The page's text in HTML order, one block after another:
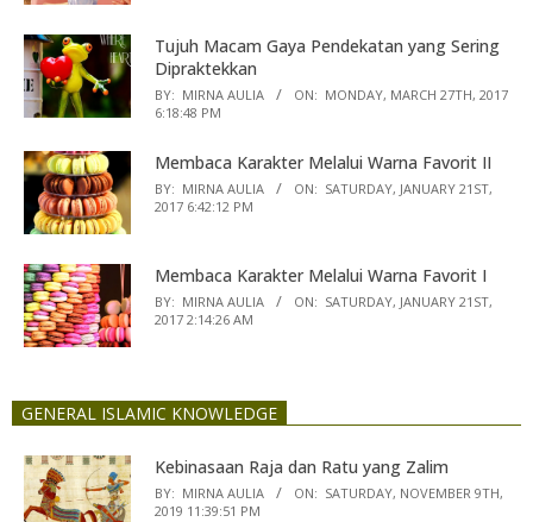
Tujuh Macam Gaya Pendekatan yang Sering
Dipraktekkan
BY: MIRNA AULIA ON: MONDAY, MARCH 27TH, 2017
6:18:48 PM
Membaca Karakter Melalui Warna Favorit II
BY: MIRNA AULIA ON: SATURDAY, JANUARY 21ST,
2017 6:42:12 PM
Membaca Karakter Melalui Warna Favorit I
BY: MIRNA AULIA ON: SATURDAY, JANUARY 21ST,
2017 2:14:26 AM
GENERAL ISLAMIC KNOWLEDGE
Kebinasaan Raja dan Ratu yang Zalim
BY: MIRNA AULIA ON: SATURDAY, NOVEMBER 9TH,
2019 11:39:51 PM